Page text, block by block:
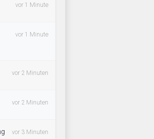
vor 1 Minute
vor 1 Minute
vor 2 Minuten
vor 2 Minuten
vor 3 Minuten